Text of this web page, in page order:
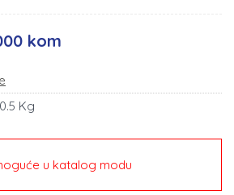
kom
0.5 Kg
u katalog modu